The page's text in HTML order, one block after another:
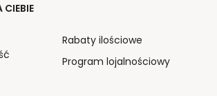
CIEBIE
Rabaty ilościowe
Program lojalnościowy